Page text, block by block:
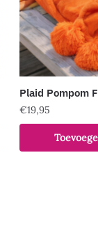
Plaid Pompom
€19,95